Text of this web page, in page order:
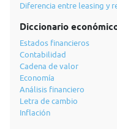
Diferencia entre leasing y
Diccionario
Estados financieros
Contabilidad
Cadena de valor
Economía
Análisis financiero
Letra de cambio
Inflación